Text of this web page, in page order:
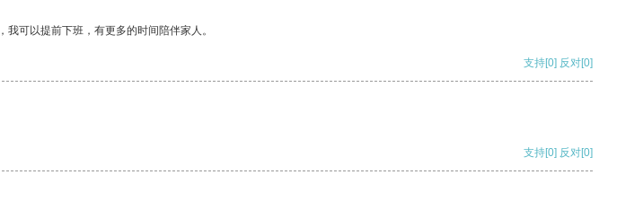
可以提前下班，有更多的时间陪伴家人。
支持[0] 反对[0]
支持[0] 反对[0]